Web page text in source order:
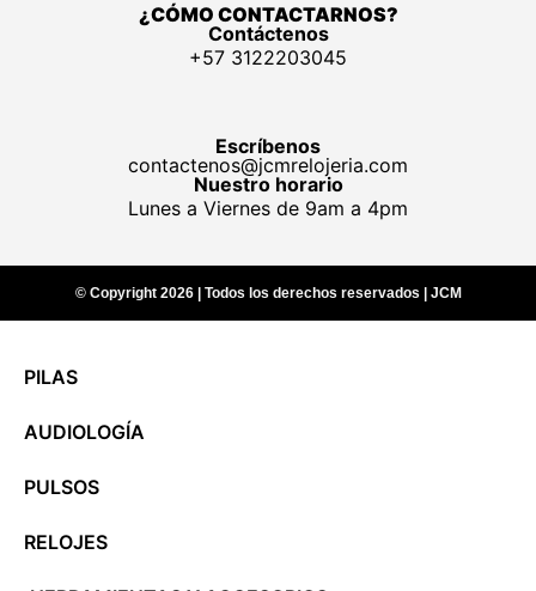
¿CÓMO CONTACTARNOS?
Contáctenos
+57 3122203045
Escríbenos
contactenos@jcmrelojeria.com
Nuestro horario
Lunes a Viernes de 9am a 4pm
© Copyright 2026 | Todos los derechos reservados | JCM
PILAS
AUDIOLOGÍA
PULSOS
RELOJES